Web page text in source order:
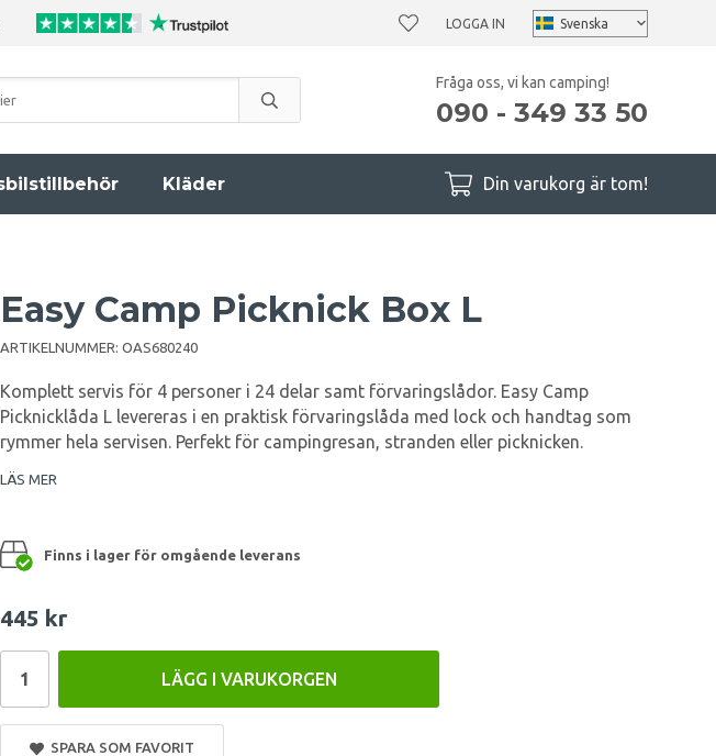
LOGGA IN
Fråga oss, vi kan camping!
090 - 349 33 50
Kläder Din varukorg är tom!
Easy Camp Picknick Box L
ARTIKELNUMMER: OAS680240
Komplett servis för 4 personer i 24 delar samt förvaringslådor. Easy Camp
Picknicklåda L levereras i en praktisk förvaringslåda med lock och handtag som
rymmer hela servisen. Perfekt för campingresan, stranden eller picknicken.
LÄS MER
Finns i lager för omgående leverans
445 kr
LÄGG I VARUKORGEN
SPARA SOM FAVORIT